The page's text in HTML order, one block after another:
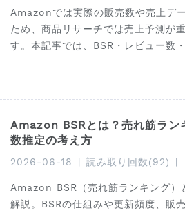
Amazonでは実際の販売数や売上デ
ため、商品リサーチでは売上予測が
す。本記事では、BSR・レビュー数
ータ検証方法、需要分析のポイント
Amazon BSRとは？売れ筋ラン
数推定の考え方
2026-06-18 読み取り回数(92)
Amazon BSR（売れ筋ランキング）
解説。BSRの仕組みや更新頻度、販